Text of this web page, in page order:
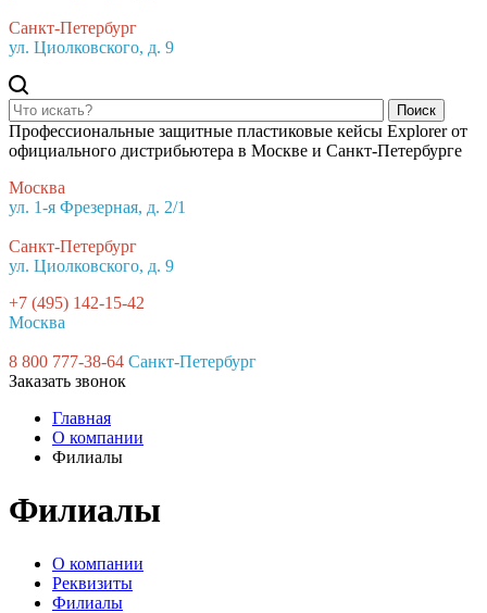
Санкт-Петербург
ул. Циолковского, д. 9
Поиск
Профессиональные защитные пластиковые кейсы Explorer от
официального дистрибьютера в Москве и Санкт-Петербурге
Москва
ул. 1-я Фрезерная, д. 2/1
Санкт-Петербург
ул. Циолковского, д. 9
+7 (495) 142-15-42
Москва
8 800 777-38-64 Санкт-Петербург
Заказать звонок
Главная
О компании
Филиалы
Филиалы
О компании
Реквизиты
Филиалы